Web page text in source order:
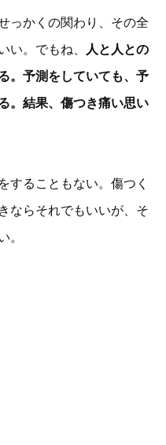
っかくの関わり、その全
い。でもね、
人と人との
。予測をしていても、予
。結果、傷つき痛い思い
することもない。傷つく
ならそれでもいいが、そ
。